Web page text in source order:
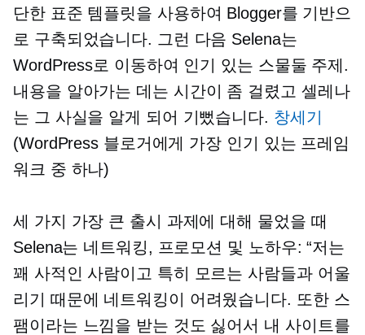
단한 표준 템플릿을 사용하여 Blogger를 기반으
로 구축되었습니다. 그런 다음 Selena는
WordPress로 이동하여 인기 있는 스물둘 주제.
내용을 알아가는 데는 시간이 좀 걸렸고 셀레나
는 그 사실을 알게 되어 기뻤습니다. 창세기
(WordPress 블로거에게 가장 인기 있는 프레임
워크 중 하나)
세 가지 가장 큰 출시 과제에 대해 물었을 때
Selena는 네트워킹, 프로모션 및 노하우: “저는
꽤 사적인 사람이고 특히 모르는 사람들과 어울
리기 때문에 네트워킹이 어려웠습니다. 또한 스
팸이라는 느낌을 받는 것도 싫어서 내 사이트를